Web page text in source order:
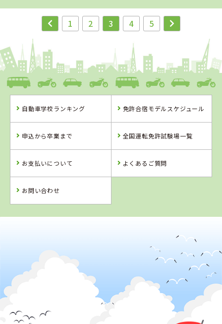
1 2 3 4 5
自動車学校ランキング 免許合宿モデルスケジュール
申込から卒業まで 全国運転免許試験場一覧
お支払いについて よくあるご質問
お問い合わせ